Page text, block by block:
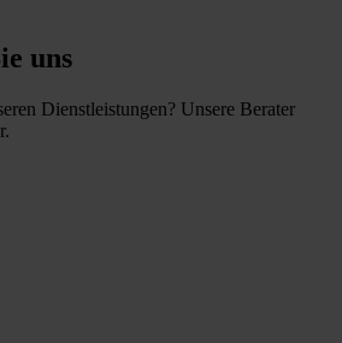
uns
Dienstleistungen? Unsere Berater